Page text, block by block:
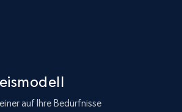
352+
auf Ihre Bedürfnisse